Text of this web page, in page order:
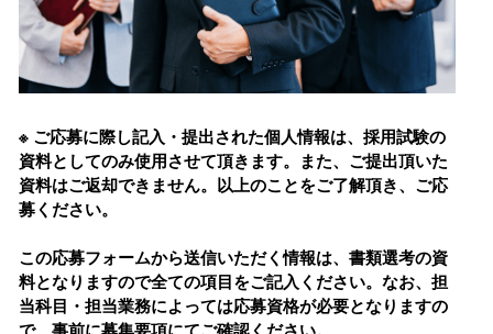
※ ご応募に際し記⼊・提出された個⼈情報は、採⽤試験の
資料としてのみ使⽤させて頂きます。また、ご提出頂いた
資料はご返却できません。以上のことをご了解頂き、ご応
募ください。
この応募フォームから送信いただく情報は、書類選考の資
料となりますので全ての項⽬をご記⼊ください。なお、担
当科⽬・担当業務によっては応募資格が必要となりますの